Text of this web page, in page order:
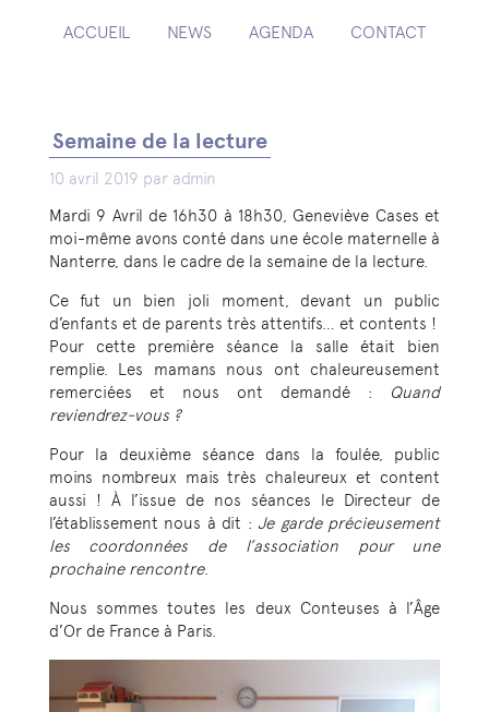
ACCUEIL NEWS AGENDA CONTACT
Semaine de la lecture
10 avril 2019 par admin
Mardi 9 Avril de 16h30 à 18h30, Geneviève Cases et
moi-même avons conté dans une école maternelle à
Nanterre, dans le cadre de la semaine de la lecture.
Ce fut un bien joli moment, devant un public
d’enfants et de parents très attentifs… et contents !
Pour cette première séance la salle était bien
remplie. Les mamans nous ont chaleureusement
remerciées et nous ont demandé :
Quand
reviendrez-vous ?
Pour la deuxième séance dans la foulée, public
moins nombreux mais très chaleureux et content
aussi ! À l’issue de nos séances le Directeur de
l’établissement nous à dit : Je garde précieusement
les coordonnées de l’association pour une
prochaine rencontre.
Nous sommes toutes les deux Conteuses à l’Âge
d’Or de France à Paris.